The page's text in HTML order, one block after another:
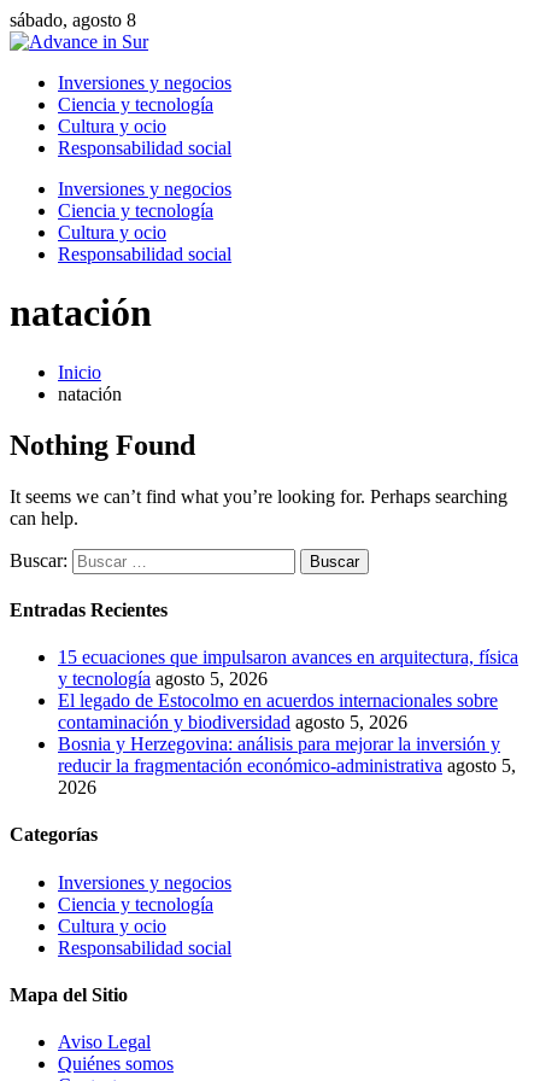
sábado, agosto 8
Inversiones y negocios
Ciencia y tecnología
Cultura y ocio
Responsabilidad social
Inversiones y negocios
Ciencia y tecnología
Cultura y ocio
Responsabilidad social
natación
Inicio
natación
Nothing Found
It seems we can’t find what you’re looking for. Perhaps searching
can help.
Buscar:
Entradas Recientes
15 ecuaciones que impulsaron avances en arquitectura, física
y tecnología agosto 5, 2026
El legado de Estocolmo en acuerdos internacionales sobre
contaminación y biodiversidad agosto 5, 2026
Bosnia y Herzegovina: análisis para mejorar la inversión y
reducir la fragmentación económico-administrativa agosto 5,
2026
Categorías
Inversiones y negocios
Ciencia y tecnología
Cultura y ocio
Responsabilidad social
Mapa del Sitio
Aviso Legal
Quiénes somos